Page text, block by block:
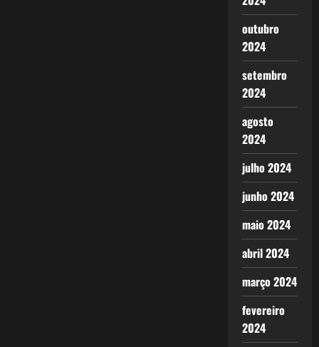
outubro
2024
setembro
2024
agosto
2024
julho 2024
junho 2024
maio 2024
abril 2024
março 2024
fevereiro
2024